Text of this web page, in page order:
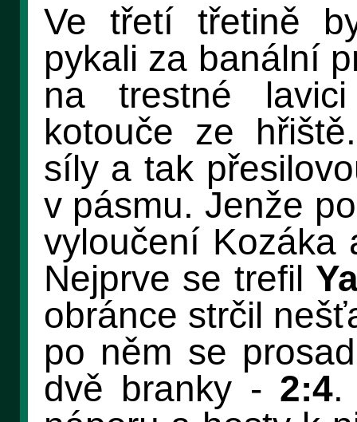
Ve třetí třetině
pykali za banální
na trestné
kotouče ze
síly a tak
v pásmu. Jenže
vyloučení Kozáka
Nejprve se trefil
obránce strčil
po něm se
dvě branky - 2:4.